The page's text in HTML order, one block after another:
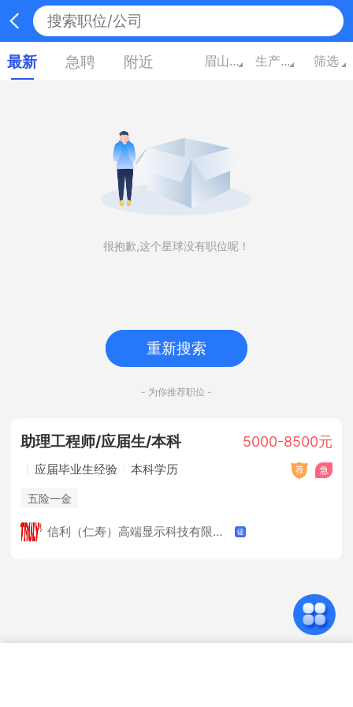
最新 急聘 附近 眉山四川 生产/营运/采购/物流 筛选
很抱歉,这个星球没有职位呢！
重新搜索
- 为你推荐职位 -
助理工程师/应届生/本科 5000-8500元
应届毕业生经验 本科学历
五险一金
信利（仁寿）高端显示科技有限公司